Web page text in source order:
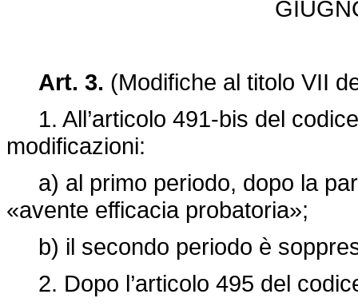
Art. 3. (Modifiche al titolo VII
1. All’articolo 491-bis del
modificazioni:
a) al primo periodo, dopo la
«avente efficacia probatoria»;
b) il secondo periodo è
2. Dopo l’articolo 495 del